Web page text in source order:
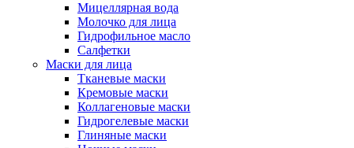
Мицеллярная вода
Молочко для лица
Гидрофильное масло
Салфетки
Маски для лица
Тканевые маски
Кремовые маски
Коллагеновые маски
Гидрогелевые маски
Глиняные маски